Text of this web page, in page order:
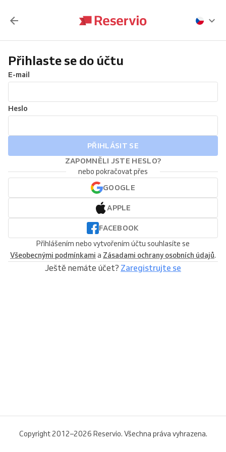
Přihlaste se do účtu
E-mail
Heslo
PŘIHLÁSIT SE
ZAPOMNĚLI JSTE HESLO?
nebo pokračovat přes
GOOGLE
APPLE
FACEBOOK
Přihlášením nebo vytvořením účtu souhlasíte se
Všeobecnými podmínkami a Zásadami ochrany osobních údajů.
Ještě nemáte účet? Zaregistrujte se
Copyright 2012–2026 Reservio. Všechna práva vyhrazena.